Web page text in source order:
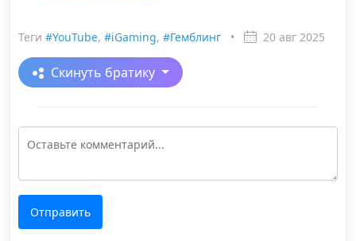
Теги #YouTube, #iGaming, #Гемблинг • 20 авг 2025
Скинуть братику
Отправить